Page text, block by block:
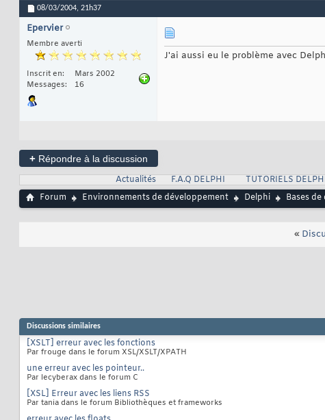
08/03/2004, 21h37
Epervier
Membre averti
Inscrit en
Mars 2002
Messages
16
J'ai aussi eu le problème avec
+ Répondre à la discussion
Actualités
F.A.Q DELPHI TUTORIELS
Forum
Environnements de développement Delphi Bases
«
Discussions similaires
[XSLT] erreur avec les fonctions
Par frouge dans le forum XSL/XSLT/XPATH
une erreur avec les pointeur..
Par lecyberax dans le forum C
[XSL] Erreur avec les liens RSS
Par tania dans le forum Bibliothèques et frameworks